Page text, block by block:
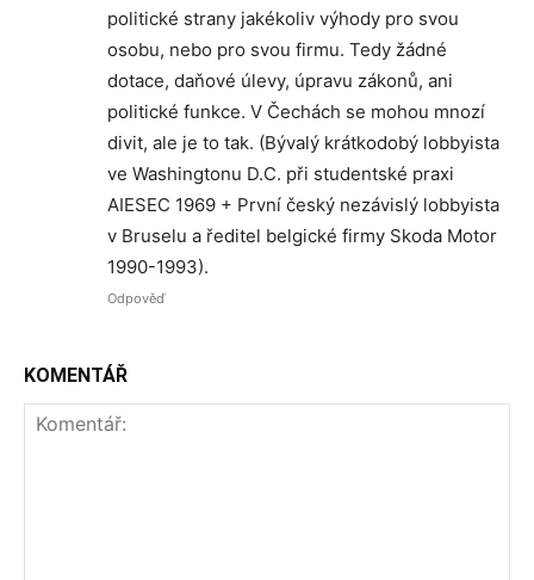
politické strany jakékoliv výhody pro svou
osobu, nebo pro svou firmu. Tedy žádné
dotace, daňové úlevy, úpravu zákonů, ani
politické funkce. V Čechách se mohou mnozí
divit, ale je to tak. (Bývalý krátkodobý lobbyista
ve Washingtonu D.C. při studentské praxi
AIESEC 1969 + První český nezávislý lobbyista
v Bruselu a ředitel belgické firmy Skoda Motor
1990-1993).
Odpověď
KOMENTÁŘ